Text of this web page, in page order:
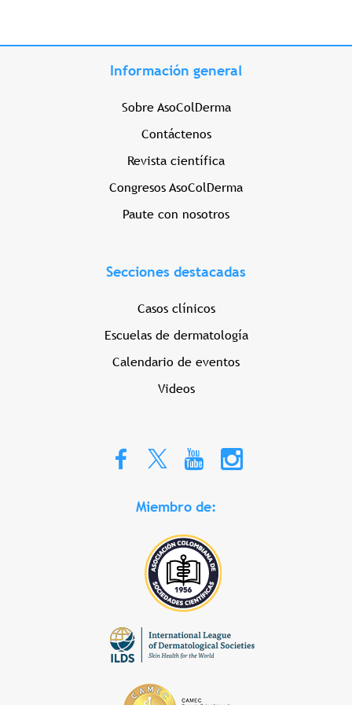
Información general
Sobre AsoColDerma
Contáctenos
Revista científica
Congresos AsoColDerma
Paute con nosotros
Secciones destacadas
Casos clínicos
Escuelas de dermatología
Calendario de eventos
Videos
Miembro de: